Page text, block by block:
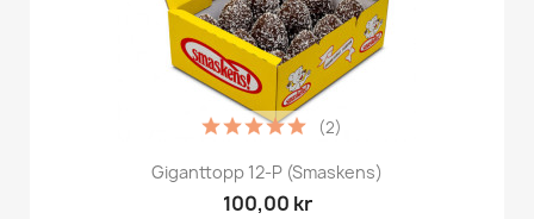
Giganttopp 12-P (Smaskens)
100,00 kr
(2)